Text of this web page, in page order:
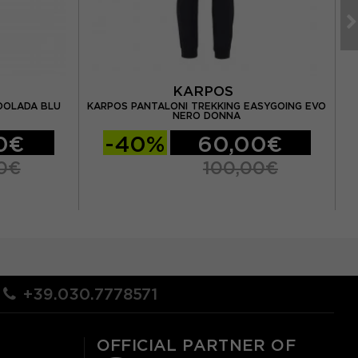
BLU
KARPOS
KARPOS PANTALONI TREKKING EASYGOING EVO
NERO DONNA
-40% 60,00€
100,00€
+39.030.7778571
OFFICIAL PARTNER OF